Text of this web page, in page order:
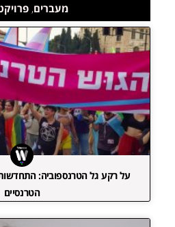
מעברים,
על רקע גל הטרנספוביה:
הטרנסיים